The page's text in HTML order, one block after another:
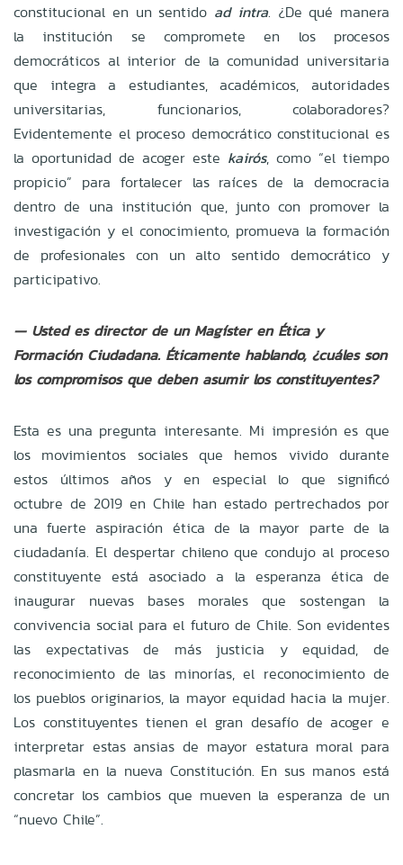
constitucional en un sentido ad intra. ¿De qué manera
la institución se compromete en los procesos
democráticos al interior de la comunidad universitaria
que integra a estudiantes, académicos, autoridades
universitarias, funcionarios, colaboradores?
Evidentemente el proceso democrático constitucional es
la oportunidad de acoger este kairós, como “el tiempo
propicio” para fortalecer las raíces de la democracia
dentro de una institución que, junto con promover la
investigación y el conocimiento, promueva la formación
de profesionales con un alto sentido democrático y
participativo.
— Usted es director de un Magíster en Ética y
Formación Ciudadana. Éticamente hablando, ¿cuáles son
los compromisos que deben asumir los constituyentes?
Esta es una pregunta interesante. Mi impresión es que
los movimientos sociales que hemos vivido durante
estos últimos años y en especial lo que significó
octubre de 2019 en Chile han estado pertrechados por
una fuerte aspiración ética de la mayor parte de la
ciudadanía. El despertar chileno que condujo al proceso
constituyente está asociado a la esperanza ética de
inaugurar nuevas bases morales que sostengan la
convivencia social para el futuro de Chile. Son evidentes
las expectativas de más justicia y equidad, de
reconocimiento de las minorías, el reconocimiento de
los pueblos originarios, la mayor equidad hacia la mujer.
Los constituyentes tienen el gran desafío de acoger e
interpretar estas ansias de mayor estatura moral para
plasmarla en la nueva Constitución. En sus manos está
concretar los cambios que mueven la esperanza de un
“nuevo Chile”.